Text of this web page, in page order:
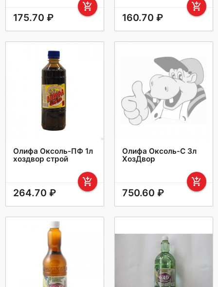
add_shopping_cart
175.70 ₽
add_shopping_cart
160.70 ₽
Олифа Оксоль-ПФ 1л
хоздвор строй
add_shopping_cart
264.70 ₽
Олифа Оксоль-С 3л
ХозДвор
add_shopping_cart
750.60 ₽